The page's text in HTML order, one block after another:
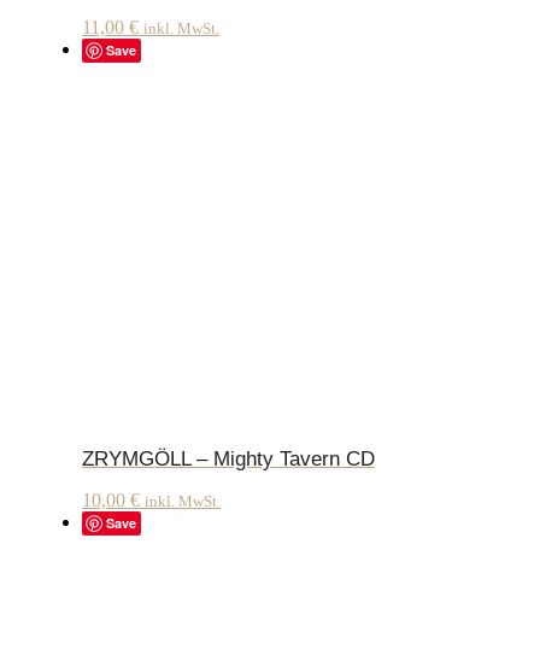
11,00 € inkl. MwSt.
Save
ZRYMGÖLL – Mighty Tavern CD
10,00 € inkl. MwSt.
Save